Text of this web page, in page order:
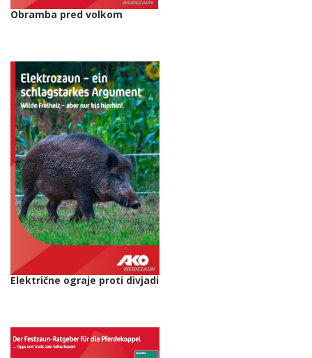
Obramba pred volkom
Električne ograje proti divjadi